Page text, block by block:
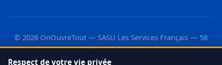
© 2026 OnOuvreTout — SASU Les Services Français — 58
rue de Monceau, 75008 Paris — RCS Paris 987 733 110
Respect de votre vie privée